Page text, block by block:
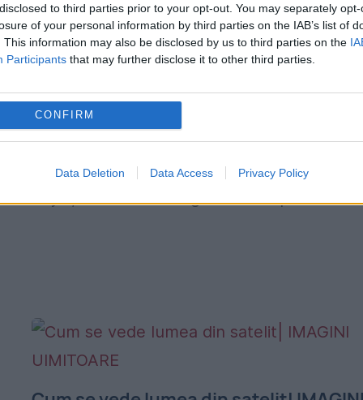
to third parties prior to your opt-out. You may separately
of your personal information by third parties on the IAB’s list of
This information may also be disclosed by us to third parties on the
Participants that may further disclose it to other third parties.
CONFIRM
Data Deletion Data Access Privacy Policy
O fetiţă de şase ani nu se putea opri
râs. Ce spun doctorii despre starea ei
Caz medical ciudat în Bolivia. O fetiţă de
ani suferă de o boală rară, ce se
caracterizează prin crize de râs
Iniţial, doctorii nu au găsit un răspuns...